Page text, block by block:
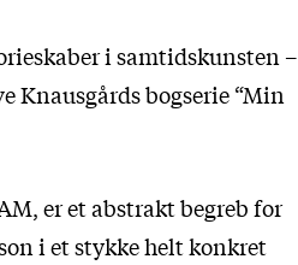
i samtidskunsten –
Knausgårds bogserie “Min
er et abstrakt begreb for
i et stykke helt konkret